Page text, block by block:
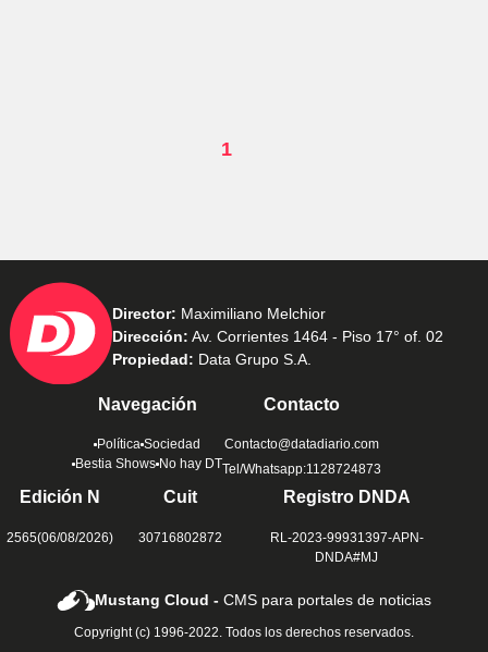
1
Director: Maximiliano Melchior
Dirección: Av. Corrientes 1464 - Piso 17° of. 02
Propiedad: Data Grupo S.A.
Navegación
Política Sociedad
Bestia Shows No hay DT
Contacto
Contacto@datadiario.com
Tel/Whatsapp:1128724873
Edición N
2565(06/08/2026)
Cuit
30716802872
Registro DNDA
RL-2023-99931397-APN-
DNDA#MJ
Mustang Cloud -CMS para portales de noticias
Copyright (c) 1996-2022. Todos los derechos reservados.